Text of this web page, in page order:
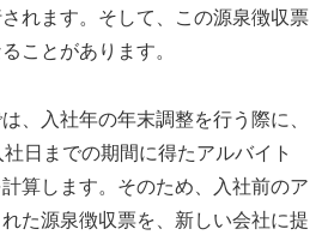
れます。そして、この源泉徴収票
ことがあります。
、入社年の年末調整を行う際に、
日までの期間に得たアルバイト
算します。そのため、入社前のア
た源泉徴収票を、新しい会社に提